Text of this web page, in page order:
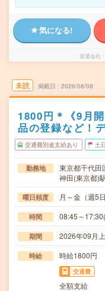
気になる!
派遣会社
未読 掲載日 2026/08/08
1800円＊《9月
品の登録など！
交通費別途支給あり 土
勤務地
東京都千代田
神田(東京都)
曜日頻度 月～金（週5
時間 08:45～
期間 2026年09月
時給 時給1800円
交通費
全額支給